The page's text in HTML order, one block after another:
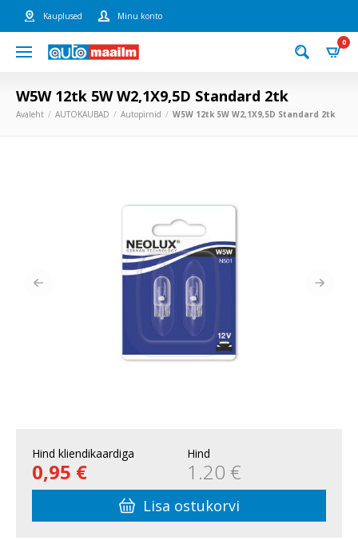
Kauplused Minu konto
0
W5W 12tk 5W W2,1X9,5D Standard 2tk
Avaleht AUTOKAUBAD Autopirnid W5W 12tk 5W W2,1X9,5D Standard 2tk
Hind kliendikaardiga
0,95 €
Hind
1.20 €
Lisa ostukorvi